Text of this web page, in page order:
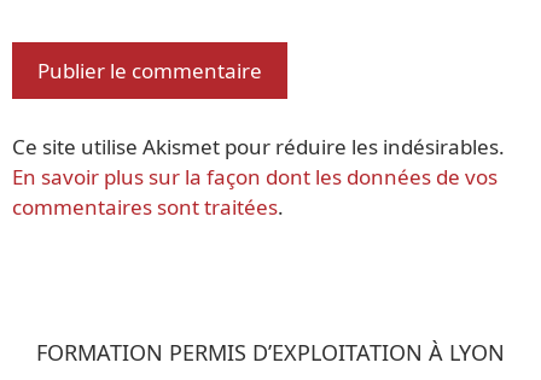
Ce site utilise Akismet pour réduire les indésirables.
En savoir plus sur la façon dont les données de vos
commentaires sont traitées.
FORMATION PERMIS D’EXPLOITATION À LYON